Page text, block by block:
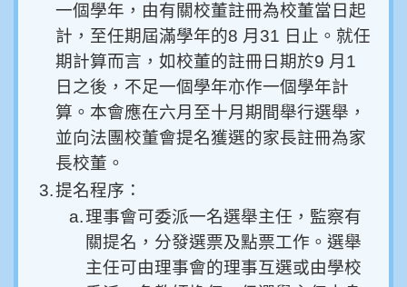
一個學年，由有關校董註冊為校董當日起
計，至任期屆滿學年的8 月 31 日止。就任
期計算而言，如校董的註冊日期於9 月 1
日之後，不足一個學年亦作一個學年計
算。本會應在六月至十月期間舉行選舉，
並向法團校董會提名獲選的家長註冊為家
長校董。
3.提名程序：
a.理事會可委派一名選舉主任，監察有
關提名，分發選票及點票工作。選舉
主任可由理事會的理事互選或由學校